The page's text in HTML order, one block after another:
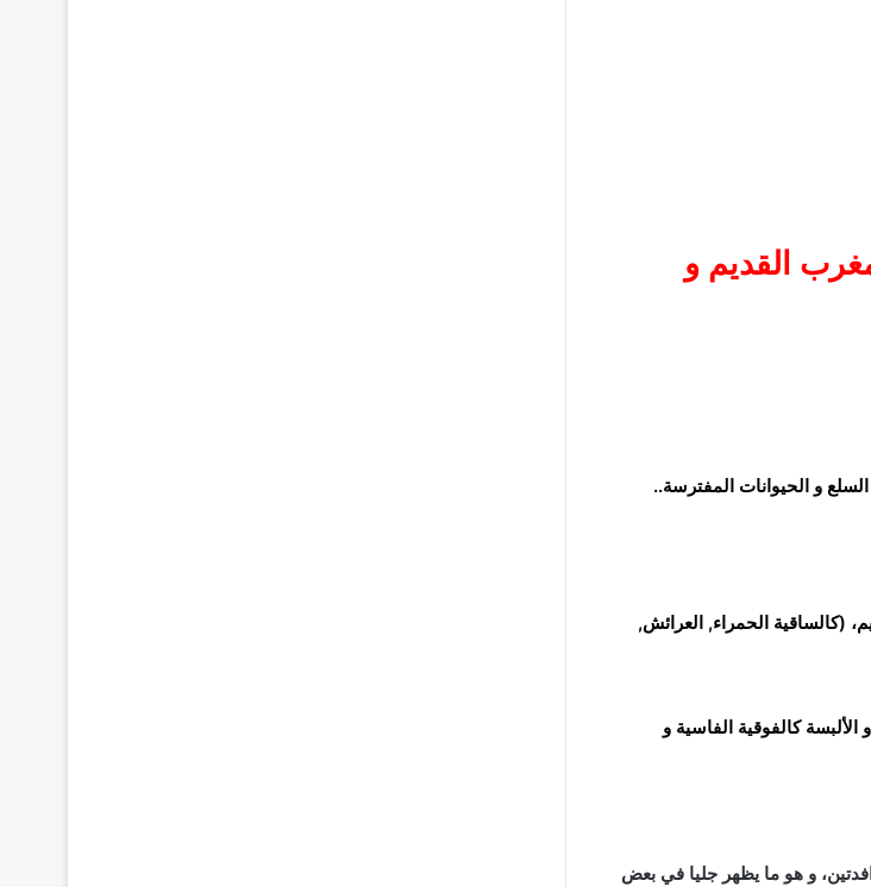
القديم و
و الحيوانات المفترسة..
(كالساقية الحمراء, العرائش,
كالفوقية الفاسية و
و هو ما يظهر جليا في بعض